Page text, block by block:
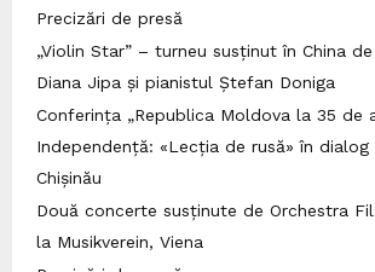
Precizări de presă
„Violin Star” – turneu susținut în China
Diana Jipa și pianistul Ștefan Doniga
Conferința „Republica Moldova la 35 de
Independență: «Lecția de rusă» în dialog
Chișinău
Două concerte susținute de Orchestra
la Musikverein, Viena